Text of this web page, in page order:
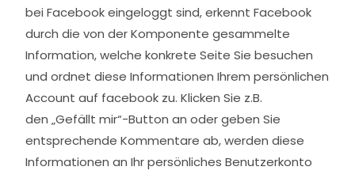
bei Facebook eingeloggt sind, erkennt Facebook
durch die von der Komponente gesammelte
Information, welche konkrete Seite Sie besuchen
und ordnet diese Informationen Ihrem persönlichen
Account auf facebook zu. Klicken Sie z.B.
den„Gefällt mir“-Button an oder geben Sie
entsprechende Kommentare ab, werden diese
Informationen an Ihr persönliches Benutzerkonto